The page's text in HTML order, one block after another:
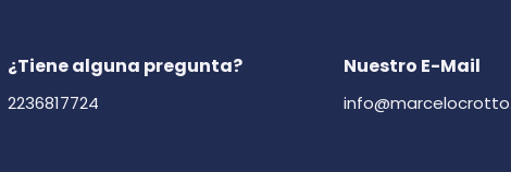
¿Tiene alguna pregunta?
2236817724
Nuestro E-Mail